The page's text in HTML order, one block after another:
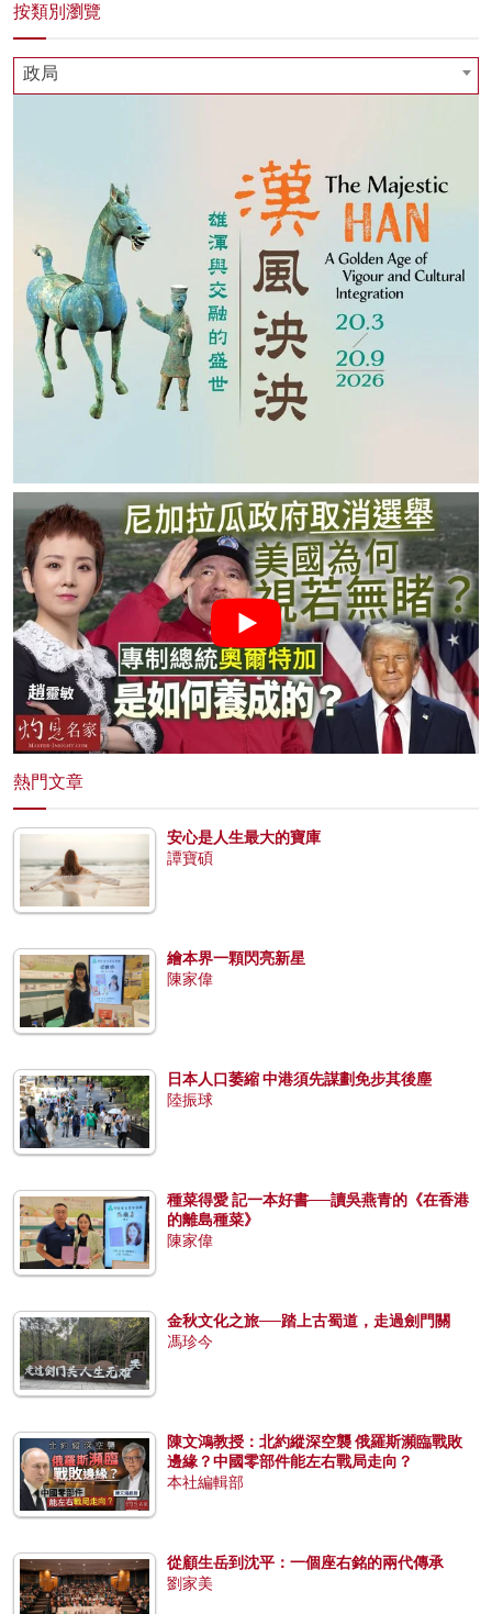
按類別瀏覽
政局
熱門文章
安心是人生最大的寶庫
譚寶碩
繪本界一顆閃亮新星
陳家偉
日本人口萎縮 中港須先謀劃免步其後塵
陸振球
種菜得愛 記一本好書──讀吳燕青的《在香港
的離島種菜》
陳家偉
金秋文化之旅──踏上古蜀道，走過劍門關
馮珍今
陳文鴻教授：北約縱深空襲 俄羅斯瀕臨戰敗
邊緣？中國零部件能左右戰局走向？
本社編輯部
從顧生岳到沈平：一個座右銘的兩代傳承
劉家美